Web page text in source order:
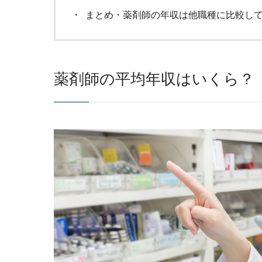
まとめ・薬剤師の年収は他職種に比較し
薬剤師の平均年収はいくら？